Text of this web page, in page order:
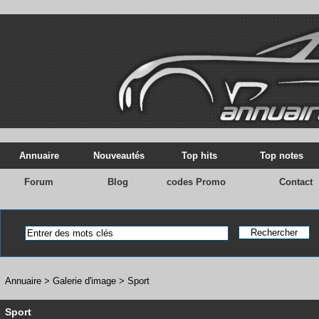
Annuaire Nouveautés Top hits Top notes
Forum Blog codes Promo Contact
Annuaire > Galerie d'image > Sport
Sport